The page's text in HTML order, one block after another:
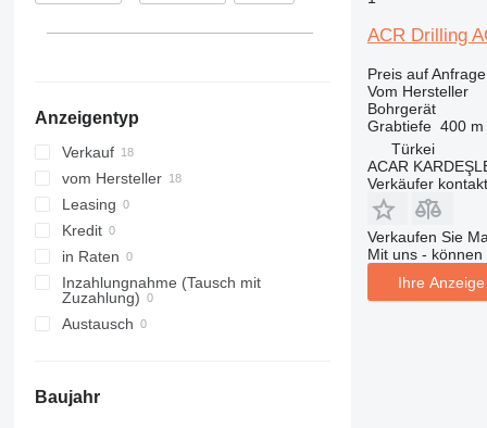
Anzeigentyp
Verkauf
vom Hersteller
Leasing
Kredit
in Raten
Inzahlungnahme (Tausch mit
Zuzahlung)
Austausch
Baujahr
ACR Drilling
Preis auf Anfrage
Vom Hersteller
Bohrgerät
Grabtiefe 400 m
Türkei
ACAR
Verkäufer
Verkaufen Sie
Mit uns - können
Ihre